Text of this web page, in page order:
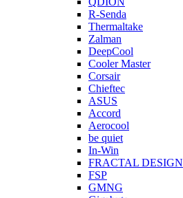
R-Senda
Thermaltake
Zalman
DeepCool
Cooler Master
Corsair
Chieftec
ASUS
Accord
Aerocool
be quiet
In-Win
FRACTAL DESIGN
FSP
GMNG